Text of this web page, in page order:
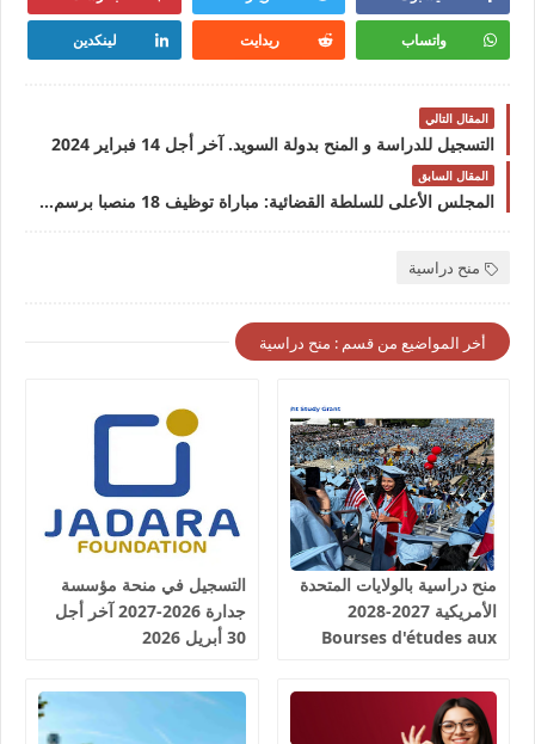
واتساب ريدايت لينكدين
المقال التالي
التسجيل للدراسة و المنح بدولة السويد. آخر أجل 14 فبراير 2024
المقال السابق
المجلس الأعلى للسلطة القضائية: مباراة توظيف 18 منصبا برسم سنة 2024 آخر أجل للتسجيل 21 يناير 2024
منح دراسية
أخر المواضيع من قسم : منح دراسية
منح دراسية بالولايات المتحدة
الأمريكية 2027-2028
Bourses d'études aux
التسجيل في منحة مؤسسة
جدارة 2026-2027 آخر أجل
30 أبريل 2026